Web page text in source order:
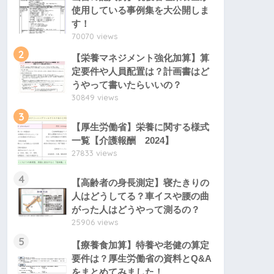
使用している事例集を大公開しま
す！
70070 views
2
【栄養マネジメント強化加算】算
定要件や人員配置は？計画書はど
うやって書いたらいいの？
30849 views
3
【厚生労働省】栄養に関する様式
一覧【介護報酬 2024】
27833 views
4
【高齢者の身長測定】寝たきりの
人はどうしてる？車イスや腰の曲
がった人はどうやって測るの？
25906 views
5
【療養食加算】特養や老健の算定
要件は？厚生労働省の資料とQ&A
をまとめてみました！